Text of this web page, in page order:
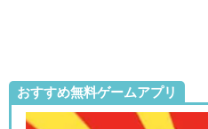
おすすめ無料ゲームアプリ